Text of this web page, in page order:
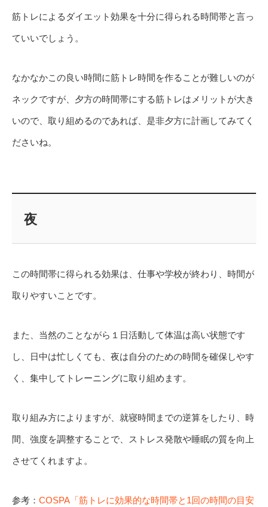
筋トレによるダイエット効果を十分に得られる時間帯と言っ
ていいでしょう。
なかなかこの良い時間に筋トレ時間を作ることが難しいのが
ネックですが、夕方の時間帯にする筋トレはメリットが大き
いので、取り組めるのであれば、是非夕方に計画してみてく
ださいね。
夜
この時間帯に得られる効果は、仕事や学校が終わり、時間が
取りやすいことです。
また、当然のことながら１日活動して体温は高い状態です
し、日中は忙しくても、夜は自分のための時間を確保しやす
く、集中してトレーニングに取り組めます。
取り組み方によりますが、就寝時間までの逆算をしたり、時
間、強度を調整することで、ストレス発散や睡眠の質を向上
させてくれますよ。
参考： COSPA「筋トレに効果的な時間帯と1回の時間の目安